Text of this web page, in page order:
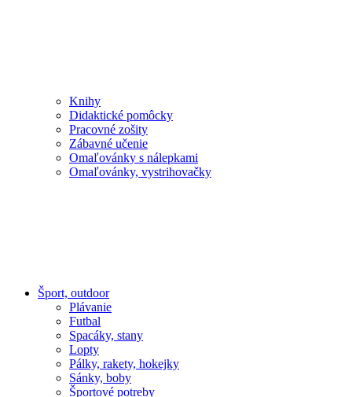
Knihy
Didaktické pomôcky
Pracovné zošity
Zábavné učenie
Omaľovánky s nálepkami
Omaľovánky, vystrihovačky
Šport, outdoor
Plávanie
Futbal
Spacáky, stany
Lopty
Pálky, rakety, hokejky
Sánky, boby
Športové potreby